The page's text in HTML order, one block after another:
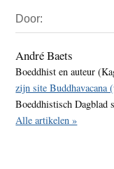
Sidebar
Door:
André Baets
Boeddhist en auteur
zijn site Buddhavacana
Boeddhistisch Dagblad
Alle artikelen »